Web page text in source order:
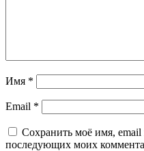
Имя *
Email *
Сохранить моё имя, email
последующих моих